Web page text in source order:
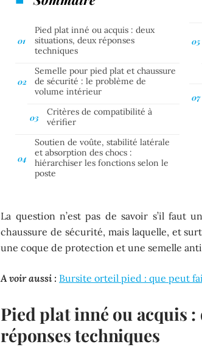
Pied plat inné ou acquis : deux
situations, deux réponses
techniques
Semelle pour pied plat et chaussure
de sécurité : le problème de
volume intérieur
Critères de compatibilité à
vérifier
Soutien de voûte, stabilité latérale
et absorption des chocs :
hiérarchiser les fonctions selon le
poste
La question n’est pas de savoir s’il faut
chaussure de sécurité, mais laquelle, et
une coque de protection et une semelle
A voir aussi : Bursite orteil pied : que peut
Pied plat inné ou acquis
réponses techniques